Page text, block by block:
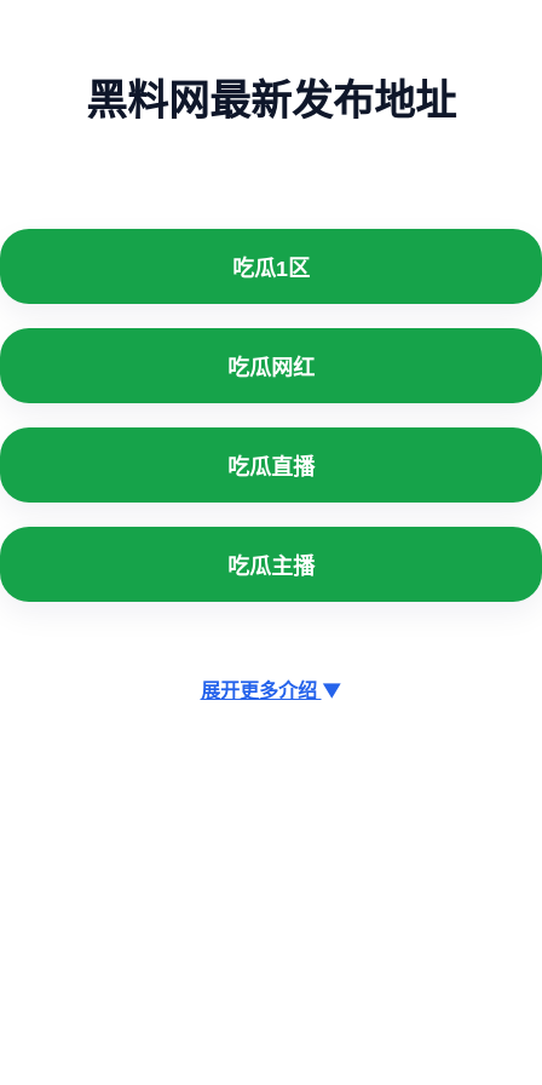
黑料网最新发布地址
吃瓜1区
吃瓜网红
吃瓜直播
吃瓜主播
展开更多介绍 ▼